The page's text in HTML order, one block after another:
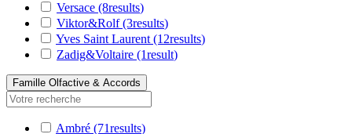
Versace (8results)
Viktor&Rolf(3results)
Yves Saint Laurent(12results)
Zadig&Voltaire (1result)
Famille Olfactive & Accords
Ambré (71results)